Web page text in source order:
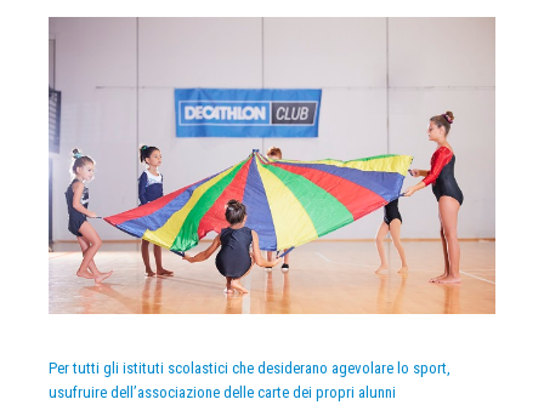
Per tutti gli istituti scolastici che desiderano agevolare lo sport,
usufruire dell’associazione delle carte dei propri alunni